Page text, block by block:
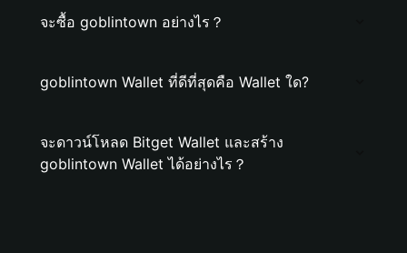
จะซื้อ goblintown อย่างไร？
goblintown Wallet ที่ดีที่สุดคือ Wallet ใด?
จะดาวน์โหลด Bitget Wallet และสร้าง
goblintown Wallet ได้อย่างไร？